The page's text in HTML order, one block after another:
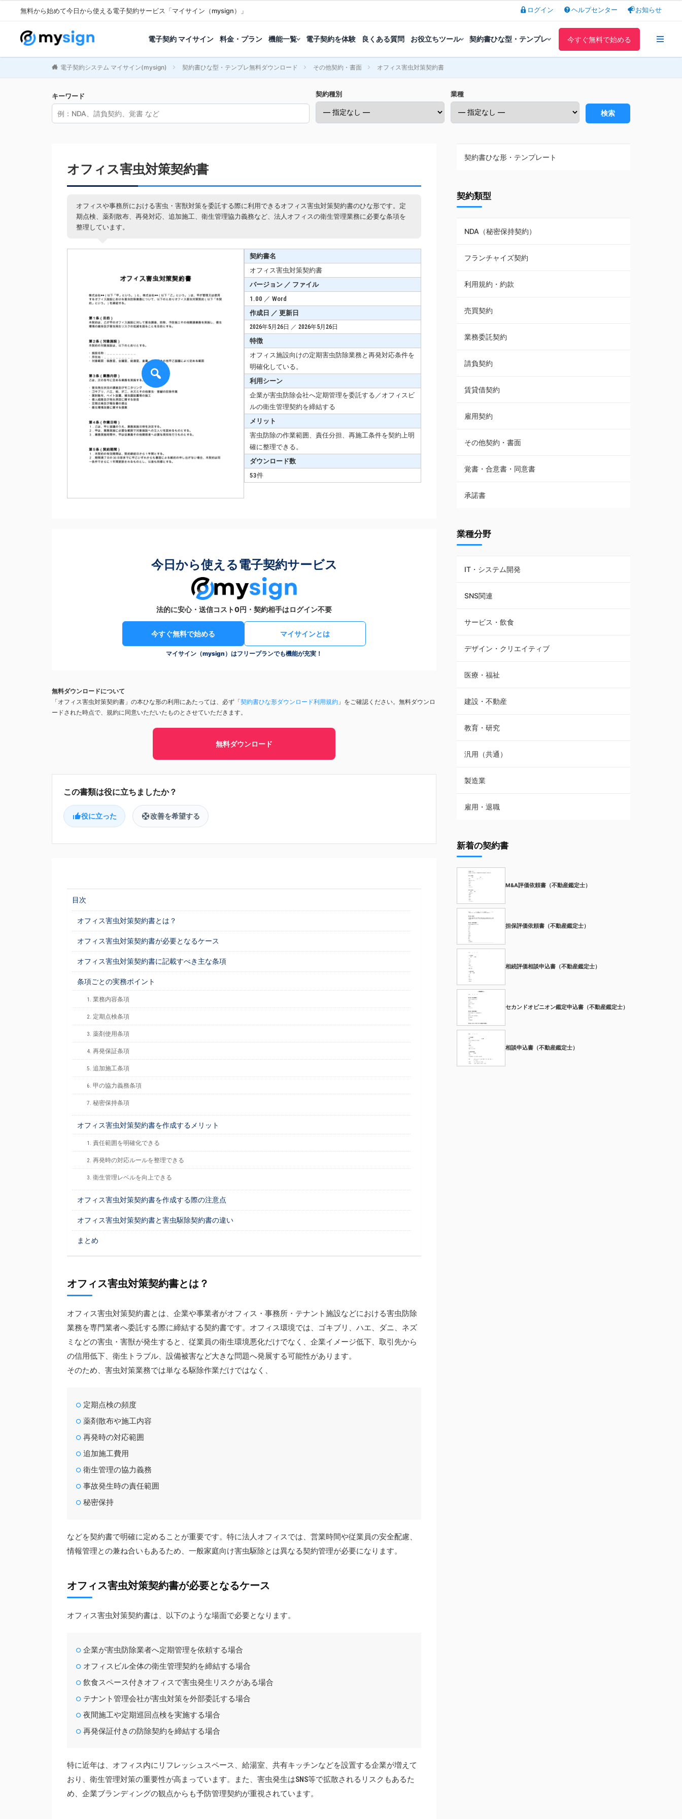
無料から始めて今日から使える電子契約サービス「マイサイン（mysign）」 ログイン ヘルプセンター お知らせ
電子契約 マイサイン 料金・プラン 機能一覧 電子契約を体験 良くある質問 お役立ちツール 契約書ひな型・テンプレ 今すぐ無料で始める
電子契約システム マイサイン(mysign) 契約書ひな型・テンプレ無料ダウンロード その他契約・書面 オフィス害虫対策契約書
キーワード 契約種別 業種
検索
オフィス害虫対策契約書
オフィスや事務所における害虫・害獣対策を委託する際に利用できるオフィス害虫対策契約書のひな形です。定
期点検、薬剤散布、再発対応、追加施工、衛生管理協力義務など、法人オフィスの衛生管理業務に必要な条項を
整理しています。
契約書名
オフィス害虫対策契約書
バージョン ／ ファイル
1.00 ／ Word
作成日 ／ 更新日
2026年5月26日 ／ 2026年5月26日
特徴
オフィス施設向けの定期害虫防除業務と再発対応条件を
明確化している。
利用シーン
企業が害虫防除会社へ定期管理を委託する／オフィスビ
ルの衛生管理契約を締結する
メリット
害虫防除の作業範囲、責任分担、再施工条件を契約上明
確に整理できる。
ダウンロード数
53件
今日から使える電子契約サービス
法的に安心・送信コスト0円・契約相手はログイン不要
今すぐ無料で始める マイサインとは
マイサイン（mysign）はフリープランでも機能が充実！
無料ダウンロードについて
「オフィス害虫対策契約書」の本ひな形の利用にあたっては、必ず「契約書ひな形ダウンロード利用規約 」をご確認ください。無料ダウンロ
ードされた時点で、規約に同意いただいたものとさせていただきます。
無料ダウンロード
役に立った 改善を希望する
目次
オフィス害虫対策契約書とは？
オフィス害虫対策契約書が必要となるケース
オフィス害虫対策契約書に記載すべき主な条項
条項ごとの実務ポイント
1. 業務内容条項
2. 定期点検条項
3. 薬剤使用条項
4. 再発保証条項
5. 追加施工条項
6. 甲の協力義務条項
7. 秘密保持条項
オフィス害虫対策契約書を作成するメリット
1. 責任範囲を明確化できる
2. 再発時の対応ルールを整理できる
3. 衛生管理レベルを向上できる
オフィス害虫対策契約書を作成する際の注意点
オフィス害虫対策契約書と害虫駆除契約書の違い
まとめ
オフィス害虫対策契約書とは？
オフィス害虫対策契約書とは、企業や事業者がオフィス・事務所・テナント施設などにおける害虫防除
業務を専門業者へ委託する際に締結する契約書です。オフィス環境では、ゴキブリ、ハエ、ダニ、ネズ
ミなどの害虫・害獣が発生すると、従業員の衛生環境悪化だけでなく、企業イメージ低下、取引先から
の信用低下、衛生トラブル、設備被害など大きな問題へ発展する可能性があります。
そのため、害虫対策業務では単なる駆除作業だけではなく、
定期点検の頻度
薬剤散布や施工内容
再発時の対応範囲
追加施工費用
衛生管理の協力義務
事故発生時の責任範囲
秘密保持
などを契約書で明確に定めることが重要です。特に法人オフィスでは、営業時間や従業員の安全配慮、
情報管理との兼ね合いもあるため、一般家庭向け害虫駆除とは異なる契約管理が必要になります。
オフィス害虫対策契約書が必要となるケース
オフィス害虫対策契約書は、以下のような場面で必要となります。
企業が害虫防除業者へ定期管理を依頼する場合
オフィスビル全体の衛生管理契約を締結する場合
飲食スペース付きオフィスで害虫発生リスクがある場合
テナント管理会社が害虫対策を外部委託する場合
夜間施工や定期巡回点検を実施する場合
再発保証付きの防除契約を締結する場合
特に近年は、オフィス内にリフレッシュスペース、給湯室、共有キッチンなどを設置する企業が増えて
おり、衛生管理対策の重要性が高まっています。また、害虫発生はSNS等で拡散されるリスクもあるた
め、企業ブランディングの観点からも予防管理契約が重視されています。
契約書ひな形・テンプレート
NDA（秘密保持契約）
業務委託契約
利用規約・約款
覚書・合意書・同意書
承諾書
雇用契約
その他契約・書面
売買契約
株主総会議事録・関連書類
請負契約
フランチャイズ契約
賃貸借契約
契約類型
NDA（秘密保持契約）
フランチャイズ契約
利用規約・約款
売買契約
業務委託契約
請負契約
賃貸借契約
雇用契約
その他契約・書面
覚書・合意書・同意書
承諾書
業種分野
IT・システム開発
SNS関連
サービス・飲食
デザイン・クリエイティブ
医療・福祉
建設・不動産
教育・研究
汎用（共通）
製造業
雇用・退職
新着の契約書
M&A評価依頼書（不動産鑑定士）
担保評価依頼書（不動産鑑定士）
相続評価相談申込書（不動産鑑定士）
セカンドオピニオン鑑定申込書（不動産鑑定士）
相談申込書（不動産鑑定士）